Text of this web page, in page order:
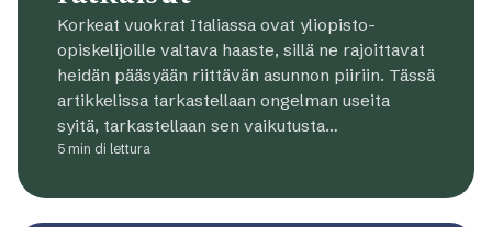
Korkeat vuokrat Italiassa ovat yliopisto-
opiskelijoille valtava haaste, sillä ne rajoittavat
heidän pääsyään riittävän asunnon piiriin. Tässä
artikkelissa tarkastellaan ongelman useita
syitä, tarkastellaan sen vaikutusta…
5 min di lettura